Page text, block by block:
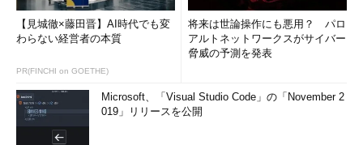
【見城徹×藤田晋】AI時代でも変
わらない経営者の本質
PR(FINCHI on GOETHE)
将来は世論操作にも悪用？ パロ
アルトネットワークスがサイバー
脅威の予測を発表
Microsoft、「Visual Studio Code」の「November 2
019」リリースを公開